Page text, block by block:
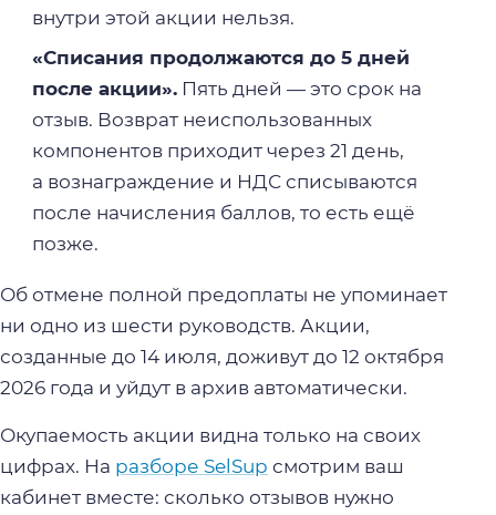
внутри этой акции нельзя.
«Списания продолжаются до 5 дней
после акции».Пять дней — это срок на
отзыв. Возврат неиспользованных
компонентов приходит через 21 день,
а вознаграждение и НДС списываются
после начисления баллов, то есть ещё
позже.
Об отмене полной предоплаты не упоминает
ни одно из шести руководств. Акции,
созданные до 14 июля, доживут до 12 октября
2026 года и уйдут в архив автоматически.
Окупаемость акции видна только на своих
цифрах. На разборе SelSup смотрим ваш
кабинет вместе: сколько отзывов нужно